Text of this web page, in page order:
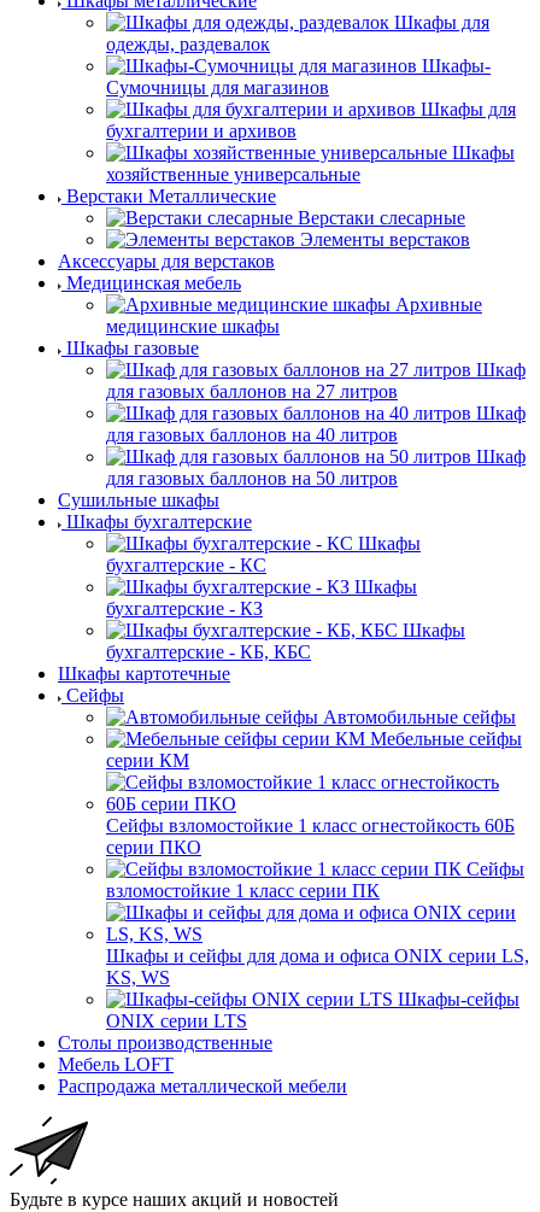
Шкафы для
одежды, раздевалок
Шкафы-
Сумочницы для магазинов
Шкафы для
бухгалтерии и архивов
Шкафы
хозяйственные универсальные
Верстаки Металлические
Верстаки слесарные
Элементы верстаков
Аксессуары для верстаков
Медицинская мебель
Архивные
медицинские шкафы
Шкафы газовые
Шкаф
для газовых баллонов на 27 литров
Шкаф
для газовых баллонов на 40 литров
Шкаф
для газовых баллонов на 50 литров
Сушильные шкафы
Шкафы бухгалтерские
Шкафы
бухгалтерские - КС
Шкафы
бухгалтерские - КЗ
Шкафы
бухгалтерские - КБ, КБС
Шкафы картотечные
Сейфы
Автомобильные сейфы
Мебельные сейфы
серии КМ
Сейфы взломостойкие 1 класс огнестойкость 60Б
серии ПКО
Сейфы
взломостойкие 1 класс серии ПК
Шкафы и сейфы для дома и офиса ONIX серии LS,
KS, WS
Шкафы-сейфы
ONIX серии LTS
Столы производственные
Мебель LOFT
Распродажа металлической мебели
Будьте в курсе наших акций и новостей